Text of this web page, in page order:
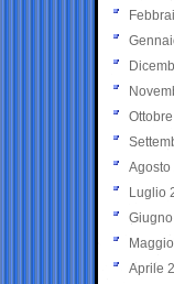
Agosto
Luglio
Aprile